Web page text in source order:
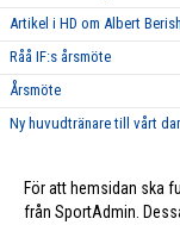
Artikel i HD om Albert
Råå IF:s årsmöte
Årsmöte
Ny huvudtränare till vårt
För att hemsidan ska
från SportAdmin.